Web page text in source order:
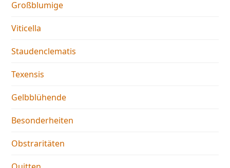
Großblumige
Viticella
Staudenclematis
Texensis
Gelbblühende
Besonderheiten
Obstraritäten